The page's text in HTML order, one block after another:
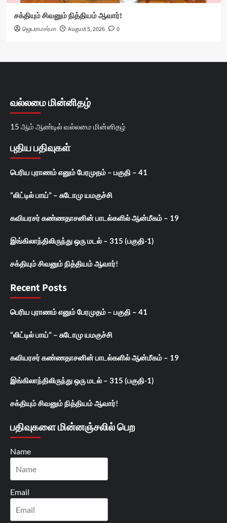
சக்தியும் சிவனும் நித்தியம் ஆவார்!
ஜெயராமசர்மா August 5, 2026 0
வல்லமை மின்னிதழ்
15 ஆம் ஆண்டில் வல்லமை மின்னிதழ்
புதிய பதிவுகள்
பெரிய புராணம் எனும் பேரமுதம் – பகுதி – 41
“லிட்டில் பாய்” – சுடோமு யமகுச்சி
கவியரசர் கண்ணதாசனின் பாடல்களில் ஆன்மீகம் – 19
இங்கிலாந்திலிருந்து ஒரு மடல் – 315 (பகுதி-1)
சக்தியும் சிவனும் நித்தியம் ஆவார்!
Recent Posts
பெரிய புராணம் எனும் பேரமுதம் – பகுதி – 41
“லிட்டில் பாய்” – சுடோமு யமகுச்சி
கவியரசர் கண்ணதாசனின் பாடல்களில் ஆன்மீகம் – 19
இங்கிலாந்திலிருந்து ஒரு மடல் – 315 (பகுதி-1)
சக்தியும் சிவனும் நித்தியம் ஆவார்!
பதிவுகளை மின்னஞ்சலில் பெற
Name
Email